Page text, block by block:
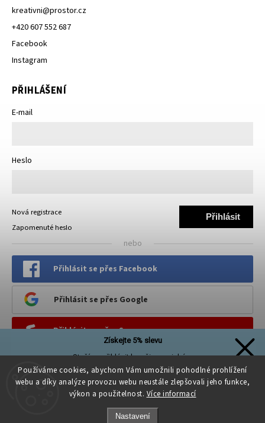
Používáme cookies, abychom Vám umožnili pohodlné prohlížení
webu a díky analýze provozu webu neustále zlepšovali jeho funkce,
výkon a použitelnost. Více informací
Nastavení
kreativni@prostor.cz
+420 607 552 687
Facebook
Instagram
PŘIHLÁŠENÍ
E-mail
Heslo
Přihlásit
Nová registrace
Zapomenuté heslo
nebo
Přihlásit se přes Facebook
Přihlásit se přes Google
Přihlásit se přes Seznam
PINTEREST
Získejte 5% slevu
Stačí se přihlásit k našim novinkám
a sleva na první nákup je Vaše!
Přihlásit se a získat slevu